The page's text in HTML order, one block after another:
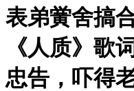
表弟黉舍搞
《人质》歌
忠告，吓得